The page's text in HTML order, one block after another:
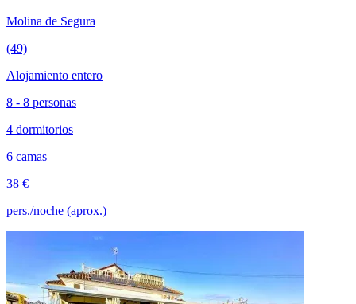
Molina de Segura
(49)
Alojamiento entero
8 - 8 personas
4 dormitorios
6 camas
38 €
pers./noche (aprox.)